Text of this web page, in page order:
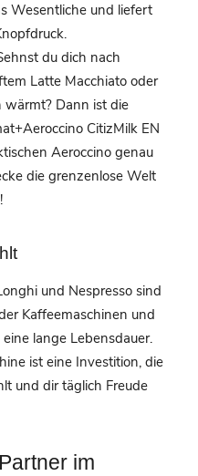
Wesentliche und liefert
du dich nach
Latte Macchiato oder
wärmt? Dann ist die
CitizMilk EN
Aeroccino genau
die grenzenlose Welt
und Nespresso sind
Kaffeemaschinen und
lange Lebensdauer.
ist eine Investition, die
und dir täglich Freude
im